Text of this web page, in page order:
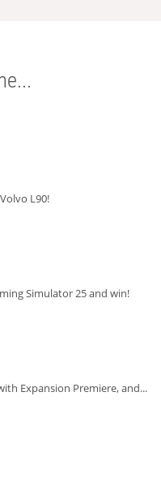
L90!
Simulator 25 and win!
Expansion Premiere, and...